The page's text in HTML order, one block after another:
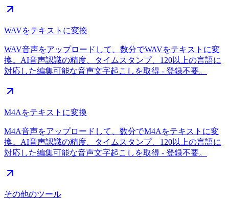
WAVをテキストに変換
WAV音声をアップロードして、数分でWAVをテキストに変
換。AI音声認識の精度、タイムスタンプ、120以上の言語に
対応した編集可能な音声文字起こしを取得 - 登録不要。
M4Aをテキストに変換
M4A音声をアップロードして、数分でM4Aをテキストに変
換。AI音声認識の精度、タイムスタンプ、120以上の言語に
対応した編集可能な音声文字起こしを取得 - 登録不要。
その他のツール